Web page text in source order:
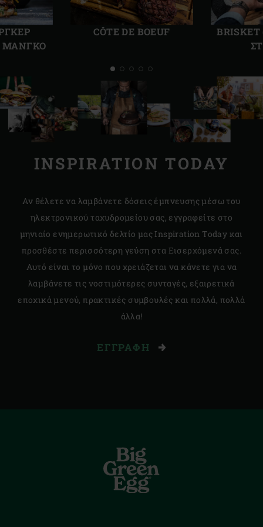
ΜΑΝΓΚΟ
CÔTE DE BOEUF
Προηγούμενη
διαφάνεια
INSPIRATION TODAY
Αν θέλετε να λαμβάνετε δόσεις έμπνευσης μέσω του
ηλεκτρονικού ταχυδρομείου σας, εγγραφείτε στο
μηνιαίο ενημερωτικό δελτίο μας Inspiration Today και
προσθέστε περισσότερη γεύση στα Εισερχόμενά σας.
Αυτό είναι το μόνο που χρειάζεται να κάνετε για να
λαμβάνετε τις νοστιμότερες συνταγές, εξαιρετικά
εποχικά μενού, πρακτικές συμβουλές και πολλά, πολλά
άλλα!
ΕΓΓΡΑΦΉ